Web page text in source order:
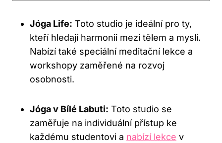
Jóga Life: Toto studio ‌je ideální ‍pro ty,
‌kteří⁣ hledají harmonii mezi tělem a myslí.
Nabízí také⁤ speciální meditační ‍lekce a⁣
workshopy‍ zaměřené na rozvoj
osobnosti.
Jóga v Bílé Labuti: ⁢Toto studio se
zaměřuje​ na individuální​ přístup ke
každému studentovi⁣ a nabízí lekce v